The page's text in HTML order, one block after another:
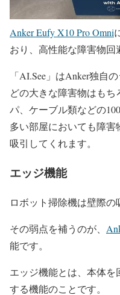
Anker Eufy X10 Pro Omni
おり、高性能な障害物回
「AI.See」はAnker独自
どの大きな障害物はも
パ、ケーブル類などの
多い部屋においても障
吸引してくれます。
エッジ機能
ロボット掃除機は壁際の
その弱点を補うのが、
能です。
エッジ機能とは、本体を
する機能のことです。